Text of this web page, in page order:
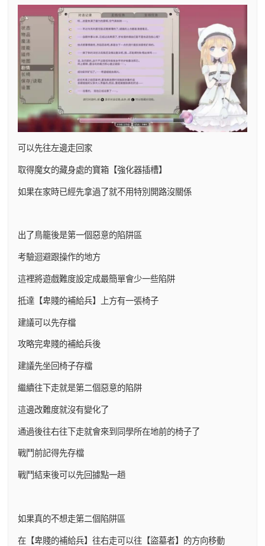
可以先往左邊走回家
取得魔女的藏身處的寶箱【強化器插槽】
如果在家時已經先拿過了就不用特別開路沒關係
出了鳥籠後是第一個惡意的陷阱區
考驗迴避跟操作的地方
這裡將遊戲難度設定成最簡單會少一些陷阱
抵達【卑賤的補給兵】上方有一張椅子
建議可以先存檔
攻略完卑賤的補給兵後
建議先坐回椅子存檔
繼續往下走就是第二個惡意的陷阱
這邊改難度就沒有變化了
通過後往右往下走就會來到同學所在地前的椅子了
戰鬥前記得先存檔
戰鬥結束後可以先回據點一趟
如果真的不想走第二個陷阱區
在【卑賤的補給兵】往右走可以往【盜墓者】的方向移動